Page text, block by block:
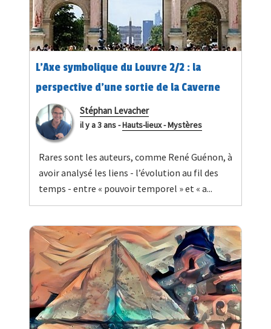
L’Axe symbolique du Louvre 2/2 : la
perspective d’une sortie de la Caverne
Stéphan Levacher
il y a 3 ans-Hauts-lieux - Mystères
Rares sont les auteurs, comme René Guénon, à
avoir analysé les liens - l’évolution au fil des
temps - entre « pouvoir temporel » et « a...